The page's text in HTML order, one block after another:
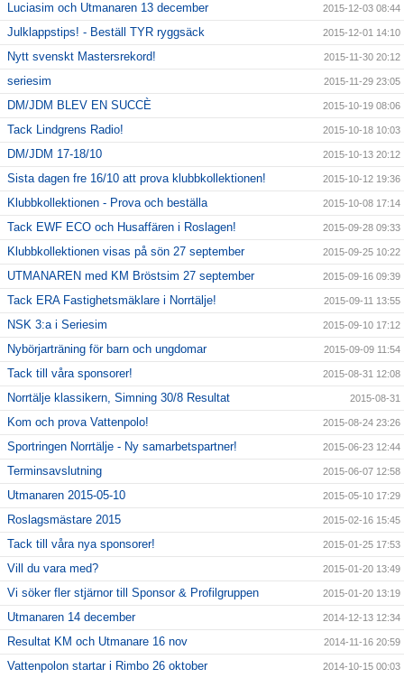
Luciasim och Utmanaren 13 december 2015-12-03 08:44
Julklappstips! - Beställ TYR ryggsäck 2015-12-01 14:10
Nytt svenskt Mastersrekord! 2015-11-30 20:12
seriesim 2015-11-29 23:05
DM/JDM BLEV EN SUCCÈ 2015-10-19 08:06
Tack Lindgrens Radio! 2015-10-18 10:03
DM/JDM 17-18/10 2015-10-13 20:12
Sista dagen fre 16/10 att prova klubbkollektionen! 2015-10-12 19:36
Klubbkollektionen - Prova och beställa 2015-10-08 17:14
Tack EWF ECO och Husaffären i Roslagen! 2015-09-28 09:33
Klubbkollektionen visas på sön 27 september 2015-09-25 10:22
UTMANAREN med KM Bröstsim 27 september 2015-09-16 09:39
Tack ERA Fastighetsmäklare i Norrtälje! 2015-09-11 13:55
NSK 3:a i Seriesim 2015-09-10 17:12
Nybörjarträning för barn och ungdomar 2015-09-09 11:54
Tack till våra sponsorer! 2015-08-31 12:08
Norrtälje klassikern, Simning 30/8 Resultat 2015-08-31
Kom och prova Vattenpolo! 2015-08-24 23:26
Sportringen Norrtälje - Ny samarbetspartner! 2015-06-23 12:44
Terminsavslutning 2015-06-07 12:58
Utmanaren 2015-05-10 2015-05-10 17:29
Roslagsmästare 2015 2015-02-16 15:45
Tack till våra nya sponsorer! 2015-01-25 17:53
Vill du vara med? 2015-01-20 13:49
Vi söker fler stjärnor till Sponsor & Profilgruppen 2015-01-20 13:19
Utmanaren 14 december 2014-12-13 12:34
Resultat KM och Utmanare 16 nov 2014-11-16 20:59
Vattenpolon startar i Rimbo 26 oktober 2014-10-15 00:03